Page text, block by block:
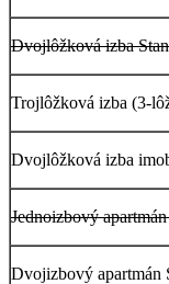
Dvojlôžková izba
Trojlôžková izba (3-
Dvojlôžková izba
Jednoizbový
Dvojizbový apartmán